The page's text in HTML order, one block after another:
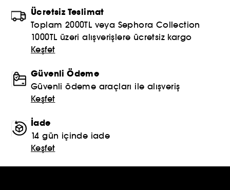
Ücretsiz Teslimat
Toplam 2000TL veya Sephora Collection
1000TL üzeri alışverişlere ücretsiz kargo
Keşfet
Güvenli Ödeme
Güvenli ödeme araçları ile alışveriş
Keşfet
İade
14 gün içinde iade
Keşfet